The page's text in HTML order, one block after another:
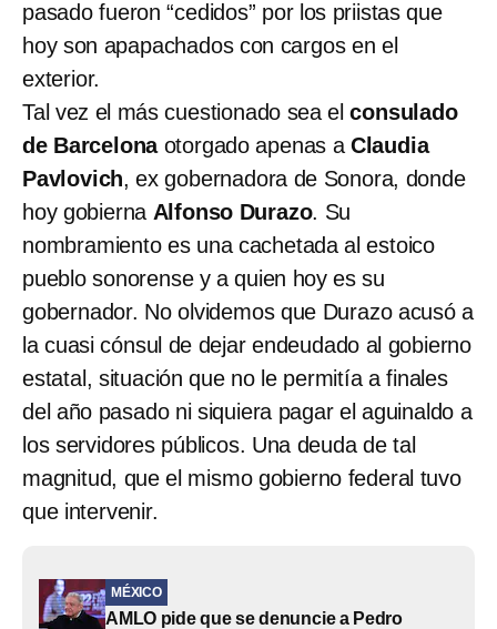
pasado fueron “cedidos” por los priistas que
hoy son apapachados con cargos en el
exterior.
Tal vez el más cuestionado sea elconsulado
de Barcelonaotorgado apenas a Claudia
Pavlovich, ex gobernadora de Sonora, donde
hoy gobierna Alfonso Durazo. Su
nombramiento es una cachetada al estoico
pueblo sonorense y a quien hoy es su
gobernador. No olvidemos que Durazo acusó a
la cuasi cónsul de dejar endeudado al gobierno
estatal, situación que no le permitía a finales
del año pasado ni siquiera pagar el aguinaldo a
los servidores públicos. Una deuda de tal
magnitud, que el mismo gobierno federal tuvo
que intervenir.
MÉXICO
AMLO pide que se denuncie a Pedro